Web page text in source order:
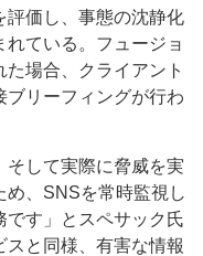
評価し、事態の沈静化
ている。フュージョ
場合、クライアント
リーフィングが行わ
して実際に脅威を実
め、SNSを常時監視し
です」とスペサック氏
と同様、有害な情報